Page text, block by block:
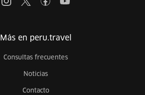
Más en peru.travel
Consultas frecuentes
Noticias
Contacto